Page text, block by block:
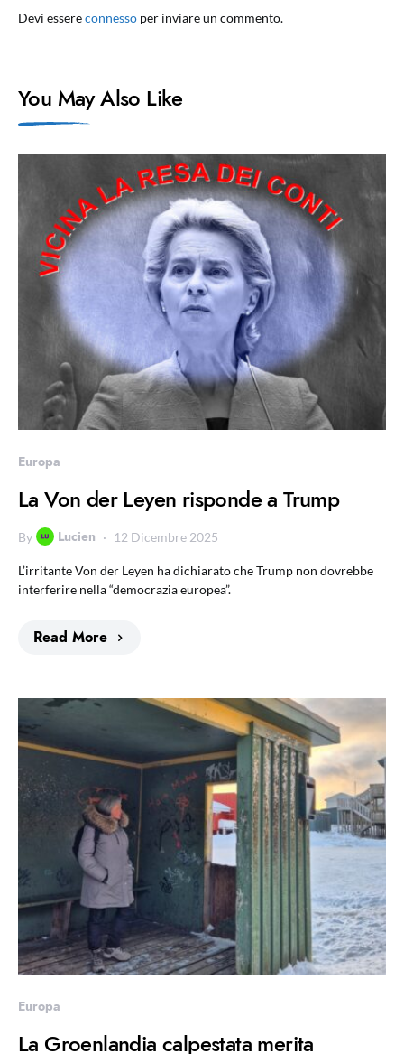
Devi essereconnesso per inviare un commento.
You May Also Like
Europa
La Von der Leyen risponde a Trump
By Lucien 12 Dicembre 2025
L’irritante Von der Leyen ha dichiarato che Trump non dovrebbe
interferire nella “democrazia europea”.
Read More
Europa
La Groenlandia calpestata merita